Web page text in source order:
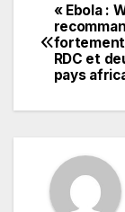
de
l’article
« Ebola :
fortement
RDC et
pays